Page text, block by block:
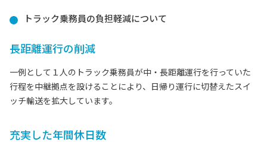
トラック乗務員の負担軽減について
長距離運行の削減
一例として１人のトラック乗務員が中・長距離運行を行っていた
行程を中継拠点を設けることにより、日帰り運行に切替えたスイ
ッチ輸送を拡大しています。
充実した年間休日数